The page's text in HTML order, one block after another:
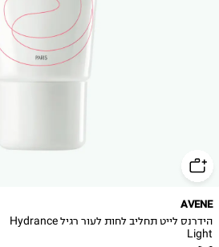
AVENE
הידרנס לייט תחליב לחות לעור רגיל Hydrance
Light